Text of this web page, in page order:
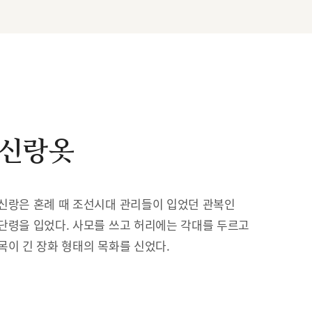
랑옷
랑은 혼례 때 조선시대 관리들이 입었던 관복인
령을 입었다. 사모를 쓰고 허리에는 각대를 두르고
이 긴 장화 형태의 목화를 신었다.